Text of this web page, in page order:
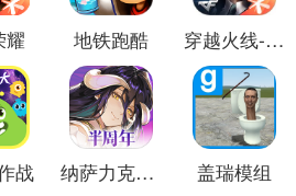
耀 地铁跑酷 穿越火线-枪战王者
战 纳萨力克之王 盖瑞模组